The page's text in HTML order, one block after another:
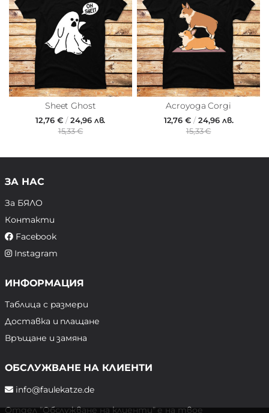
Sheet Ghost
12,76 € /24,96 лв.
15,33 €
Acroyoga Corgi
12,76 €/24,96 лв.
15,33 €
ЗА НАС
За БЯЛО
Контакти
Facebook
Instagram
ИНФОРМАЦИЯ
Таблица с размери
Доставка и плащане
Връщане и замяна
ОБСЛУЖВАНЕ НА КЛИЕНТИ
info@faulekatze.de
Отдел "Обслужване на клиенти" е на твое